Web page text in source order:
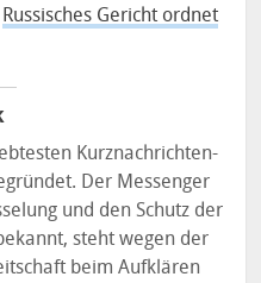
Russisches Gericht ordnet
Kurznachrichten-
Der Messenger
und den Schutz der
steht wegen der
beim Aufklären